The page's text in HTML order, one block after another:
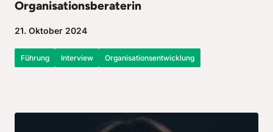
Organisationsberaterin
21. Oktober 2024
Führung Interview Organisationsentwicklung